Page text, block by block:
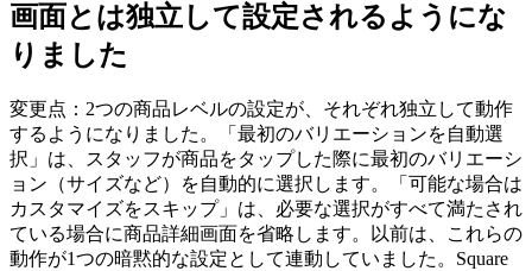
画面とは独立して設定されるようにな
りました
変更点：2つの商品レベルの設定が、それぞれ独立して動作
するようになりました。「最初のバリエーションを自動選
択」は、スタッフが商品をタップした際に最初のバリエーシ
ョン（サイズなど）を自動的に選択します。「可能な場合は
カスタマイズをスキップ」は、必要な選択がすべて満たされ
ている場合に商品詳細画面を省略します。以前は、これらの
動作が1つの暗黙的な設定として連動していました。Square